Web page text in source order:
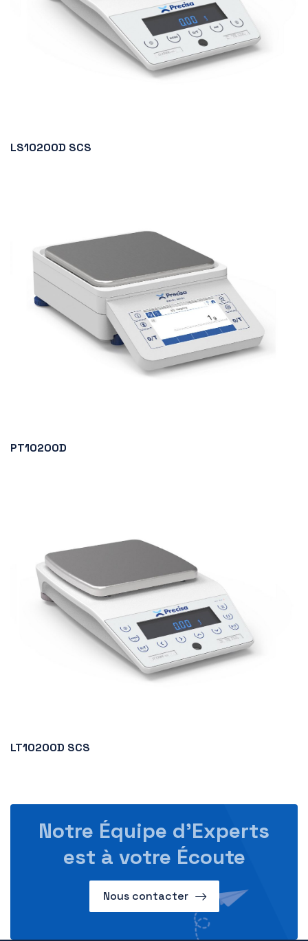
LS10200D SCS
PT10200D
LT10200D SCS
Notre Équipe d’Experts
est à votre Écoute
Nous contacter